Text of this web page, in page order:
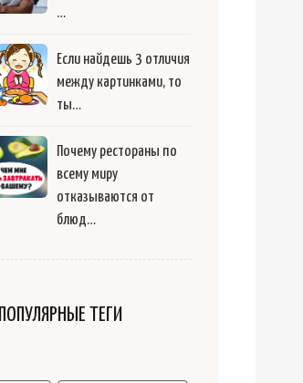
…
Если найдешь 3 отличия
между картинками, то
ты…
Почему рестораны по
всему миру
отказываются от
блюд…
ПОПУЛЯРНЫЕ ТЕГИ